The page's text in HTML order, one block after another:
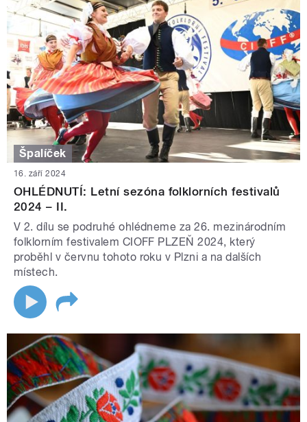
Špalíček
16. září 2024
OHLÉDNUTÍ: Letní sezóna folklorních festivalů
2024 – II.
V 2. dílu se podruhé ohlédneme za 26. mezinárodním
folklorním festivalem CIOFF PLZEŇ 2024, který
proběhl v červnu tohoto roku v Plzni a na dalších
místech.